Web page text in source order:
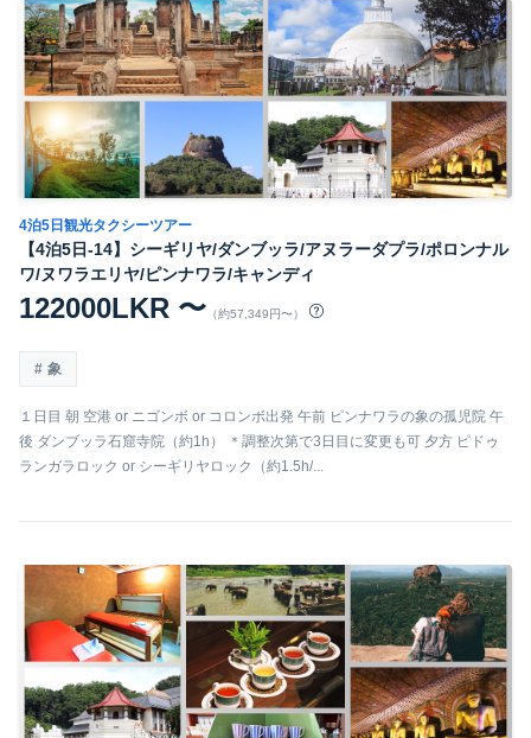
4泊5日観光タクシーツアー
【4泊5日-14】シーギリヤ/ダンブッラ/アヌラーダプラ/ポロンナル
ワ/ヌワラエリヤ/ピンナワラ/キャンディ
122000LKR 〜 （約57,349円〜）
象
１日目 朝 空港 or ニゴンボ or コロンボ出発 午前 ピンナワラの象の孤児院 午
後 ダンブッラ石窟寺院（約1h） ＊調整次第で3日目に変更も可 夕方 ピドゥ
ランガラロック or シーギリヤロック（約1.5h/...